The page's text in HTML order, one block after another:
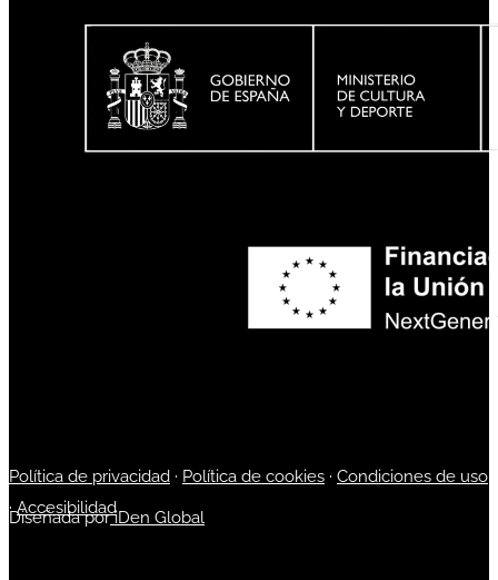
Política de privacidad · Política de cookies · Condiciones de uso
·Accesibilidad
Diseñada poriDen Global